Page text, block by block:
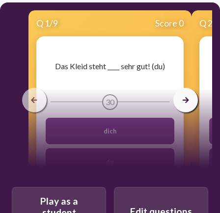
Q 1/9 Score 0
​Das Kleid steht ____ sehr gut! (du)
30
dich
dir
Q2
Play as a